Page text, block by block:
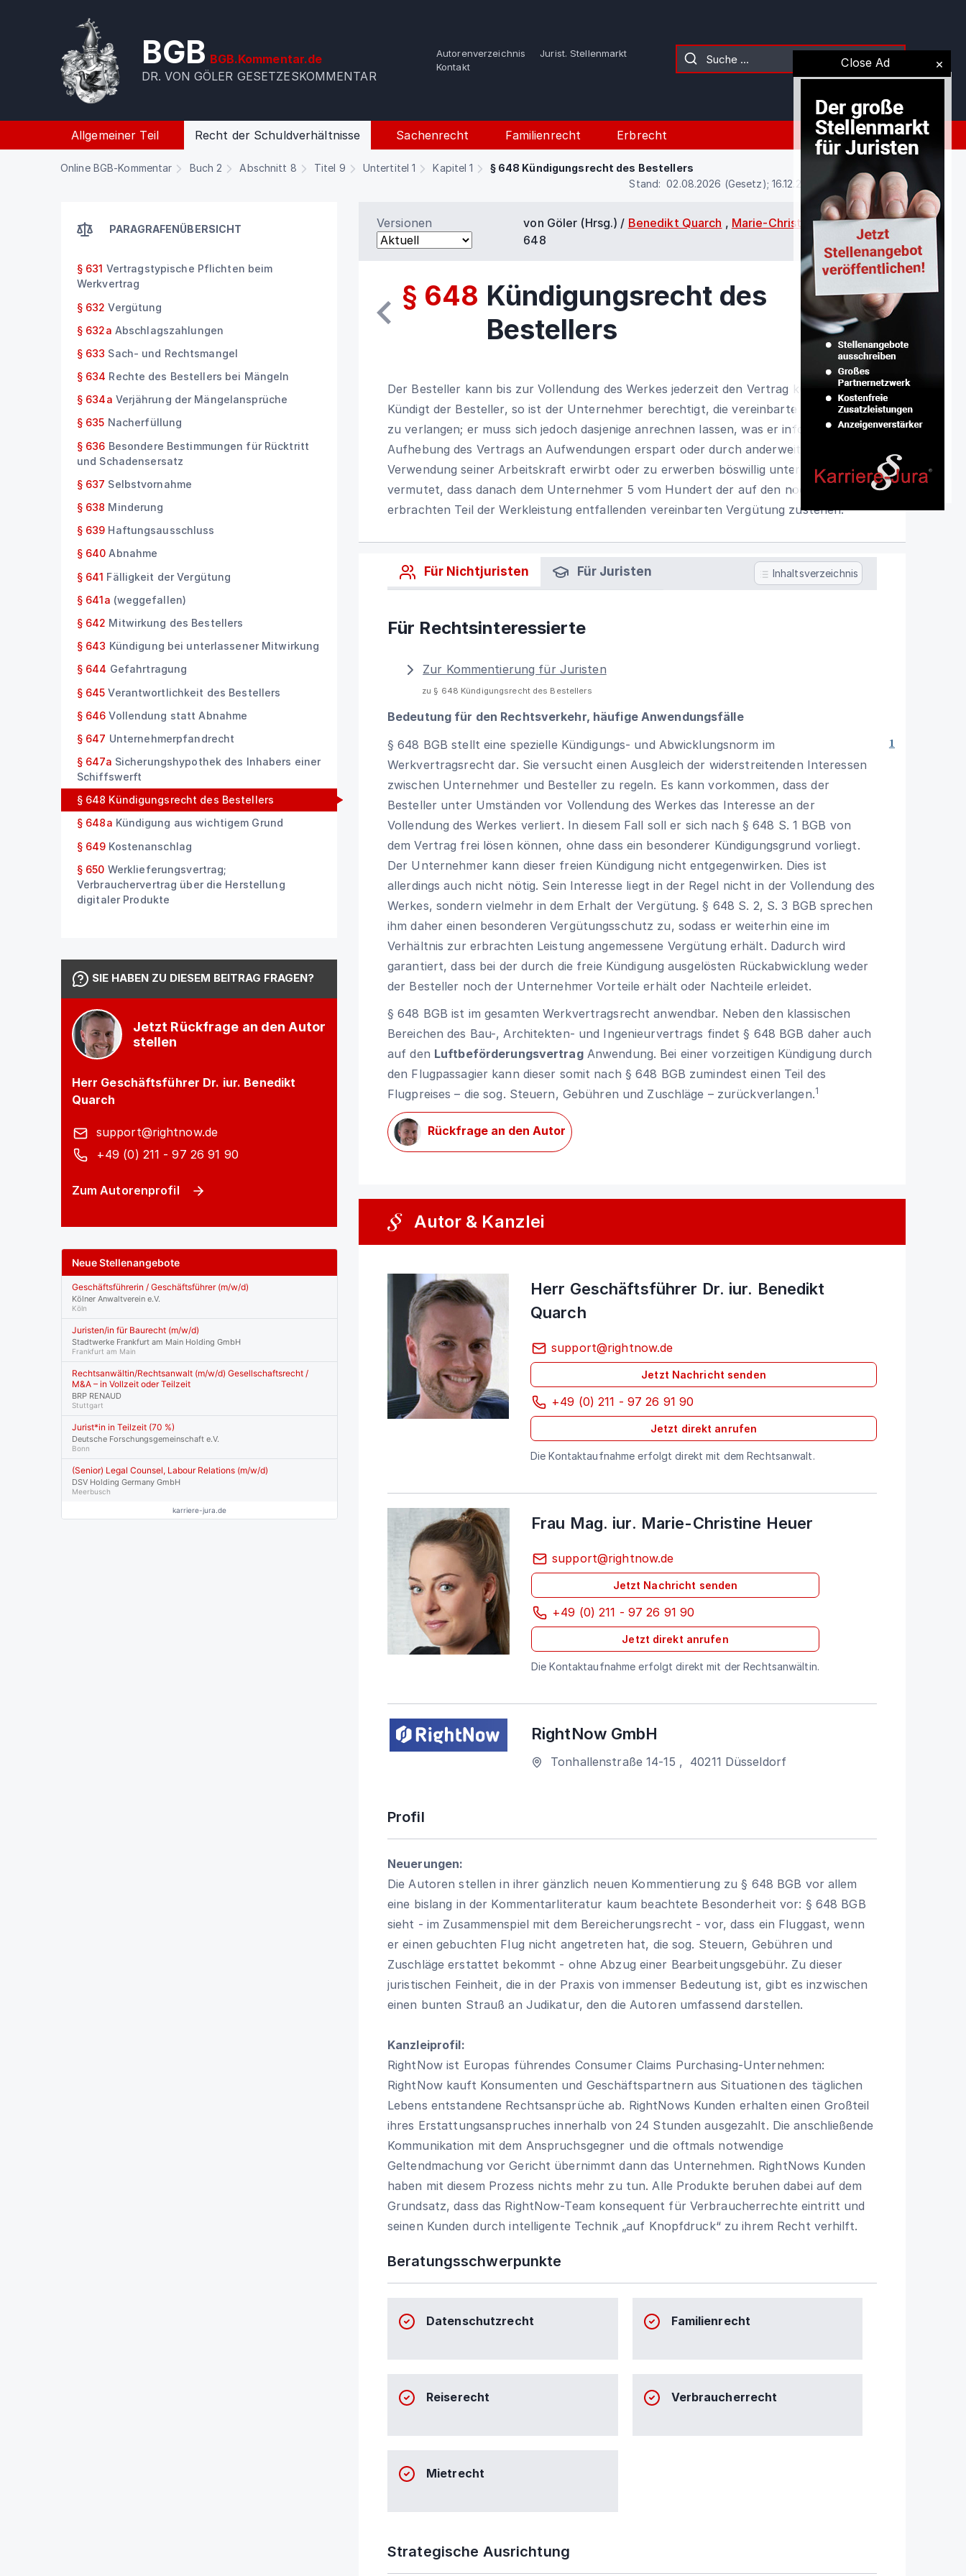
BGB BGB.Kommentar.de
DR. VON GÖLER GESETZESKOMMENTAR
Autorenverzeichnis
Jurist. Stellenmarkt
Kontakt
Allgemeiner Teil Recht der Schuldverhältnisse Sachenrecht Familienrecht Erbrecht
Online BGB-Kommentar Buch 2 Abschnitt 8 Titel 9 Untertitel 1 Kapitel 1
§ 648 Kündigungsrecht des Bestellers
Stand: 02.08.2026 (Gesetz); 16.12.2020 (Kommentierung)
Close Ad
PARAGRAFENÜBERSICHT
§ 631 Vertragstypische Pflichten beim
Werkvertrag
§ 632 Vergütung
§ 632a Abschlagszahlungen
§ 633 Sach- und Rechtsmangel
§ 634 Rechte des Bestellers bei Mängeln
§ 634a Verjährung der Mängelansprüche
§ 635 Nacherfüllung
§ 636 Besondere Bestimmungen für Rücktritt
und Schadensersatz
§ 637 Selbstvornahme
§ 638 Minderung
§ 639 Haftungsausschluss
§ 640 Abnahme
§ 641 Fälligkeit der Vergütung
§ 641a (weggefallen)
§ 642 Mitwirkung des Bestellers
§ 643 Kündigung bei unterlassener Mitwirkung
§ 644 Gefahrtragung
§ 645 Verantwortlichkeit des Bestellers
§ 646 Vollendung statt Abnahme
§ 647 Unternehmerpfandrecht
§ 647a Sicherungshypothek des Inhabers einer
Schiffswerft
§ 648 Kündigungsrecht des Bestellers
§ 648a Kündigung aus wichtigem Grund
§ 649 Kostenanschlag
§ 650 Werklieferungsvertrag;
Verbrauchervertrag über die Herstellung
digitaler Produkte
SIE HABEN ZU DIESEM BEITRAG FRAGEN?
Jetzt Rückfrage an den Autor
stellen
Herr Geschäftsführer Dr. iur. Benedikt
Quarch
support@rightnow.de
+49 (0) 211 - 97 26 91 90
Zum Autorenprofil
Versionen von Göler (Hrsg.) / Benedikt Quarch , Marie-Christine Heuer/§
648
§ 648 Kündigungsrecht des
Bestellers
Der Besteller kann bis zur Vollendung des Werkes jederzeit den Vertrag kündigen.
Kündigt der Besteller, so ist der Unternehmer berechtigt, die vereinbarte Vergütung
zu verlangen; er muss sich jedoch dasjenige anrechnen lassen, was er infolge der
Aufhebung des Vertrags an Aufwendungen erspart oder durch anderweitige
Verwendung seiner Arbeitskraft erwirbt oder zu erwerben böswillig unterlässt. Es wird
vermutet, dass danach dem Unternehmer 5 vom Hundert der auf den noch nicht
erbrachten Teil der Werkleistung entfallenden vereinbarten Vergütung zustehen.
Für Nichtjuristen Für Juristen Inhaltsverzeichnis
Für Rechtsinteressierte
Zur Kommentierung für Juristen
zu § 648 Kündigungsrecht des Bestellers
Bedeutung für den Rechtsverkehr, häufige Anwendungsfälle
1
§ 648 BGB stellt eine spezielle Kündigungs- und Abwicklungsnorm im
Werkvertragsrecht dar. Sie versucht einen Ausgleich der widerstreitenden Interessen
zwischen Unternehmer und Besteller zu regeln. Es kann vorkommen, dass der
Besteller unter Umständen vor Vollendung des Werkes das Interesse an der
Vollendung des Werkes verliert. In diesem Fall soll er sich nach § 648 S. 1 BGB von
dem Vertrag frei lösen können, ohne dass ein besonderer Kündigungsgrund vorliegt.
Der Unternehmer kann dieser freien Kündigung nicht entgegenwirken. Dies ist
allerdings auch nicht nötig. Sein Interesse liegt in der Regel nicht in der Vollendung des
Werkes, sondern vielmehr in dem Erhalt der Vergütung. § 648 S. 2, S. 3 BGB sprechen
ihm daher einen besonderen Vergütungsschutz zu, sodass er weiterhin eine im
Verhältnis zur erbrachten Leistung angemessene Vergütung erhält. Dadurch wird
garantiert, dass bei der durch die freie Kündigung ausgelösten Rückabwicklung weder
der Besteller noch der Unternehmer Vorteile erhält oder Nachteile erleidet.
§ 648 BGB ist im gesamten Werkvertragsrecht anwendbar. Neben den klassischen
Bereichen des Bau-, Architekten- und Ingenieurvertrags findet§ 648 BGB daher auch
auf den LuftbeförderungsvertragAnwendung. Bei einer vorzeitigen Kündigung durch
den Flugpassagier kann dieser somit nach § 648 BGB zumindest einen Teil des
Flugpreises – die sog. Steuern, Gebühren und Zuschläge – zurückverlangen.1
Rückfrage an den Autor
Autor & Kanzlei
Herr Geschäftsführer Dr. iur. Benedikt
Quarch
support@rightnow.de
Jetzt Nachricht senden
+49 (0) 211 - 97 26 91 90
Jetzt direkt anrufen
Die Kontaktaufnahme erfolgt direkt mit dem Rechtsanwalt.
Frau Mag. iur. Marie-Christine Heuer
support@rightnow.de
Jetzt Nachricht senden
+49 (0) 211 - 97 26 91 90
Jetzt direkt anrufen
Die Kontaktaufnahme erfolgt direkt mit der Rechtsanwältin.
RightNow GmbH
Tonhallenstraße 14-15 , 40211 Düsseldorf
Profil
Neuerungen:
Die Autoren stellen in ihrer gänzlich neuen Kommentierung zu § 648 BGB vor allem
eine bislang in der Kommentarliteratur kaum beachtete Besonderheit vor: § 648 BGB
sieht - im Zusammenspiel mit dem Bereicherungsrecht - vor, dass ein Fluggast, wenn
er einen gebuchten Flug nicht angetreten hat, die sog. Steuern, Gebühren und
Zuschläge erstattet bekommt - ohne Abzug einer Bearbeitungsgebühr. Zu dieser
juristischen Feinheit, die in der Praxis von immenser Bedeutung ist, gibt es inzwischen
einen bunten Strauß an Judikatur, den die Autoren umfassend darstellen.
Kanzleiprofil:
RightNow ist Europas führendes Consumer Claims Purchasing-Unternehmen:
RightNow kauft Konsumenten und Geschäftspartnern aus Situationen des täglichen
Lebens entstandene Rechtsansprüche ab. RightNows Kunden erhalten einen Großteil
ihres Erstattungsanspruches innerhalb von 24 Stunden ausgezahlt. Die anschließende
Kommunikation mit dem Anspruchsgegner und die oftmals notwendige
Geltendmachung vor Gericht übernimmt dann das Unternehmen. RightNows Kunden
haben mit diesem Prozess nichts mehr zu tun. Alle Produkte beruhen dabei auf dem
Grundsatz, dass das RightNow-Team konsequent für Verbraucherrechte eintritt und
seinen Kunden durch intelligente Technik „auf Knopfdruck“ zu ihrem Recht verhilft.
Beratungsschwerpunkte
Datenschutzrecht Familienrecht
Reiserecht Verbraucherrecht
Mietrecht
Strategische Ausrichtung